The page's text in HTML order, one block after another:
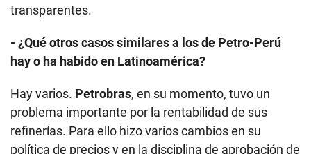
política de precios y en la disciplina de aprobación de
2015 y 2016, un problema emblemático debido al
descenso del precio del crudo en la época en la cual
José Echeverry fue presidente de la empresa. Y, en
Ecuador, el gobierno de Jorge Lasso impulsó una
agenda de transformación para
PetroEcuador
Abundan los ejemplos.